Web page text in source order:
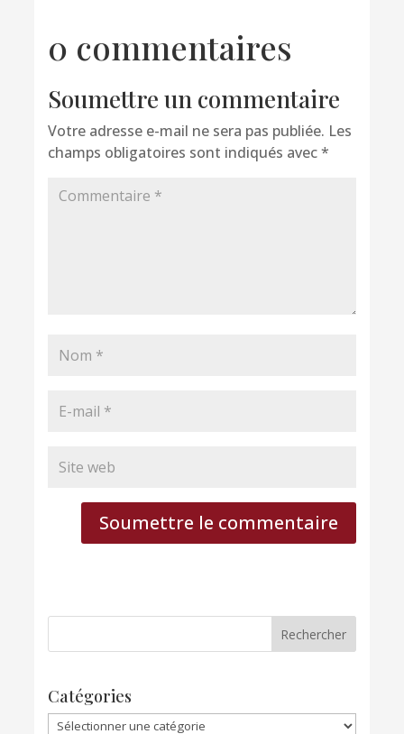
0 commentaires
Soumettre un commentaire
Votre adresse e-mail ne sera pas publiée. Les
champs obligatoires sont indiqués avec*
Soumettre le commentaire
Catégories
Catégories